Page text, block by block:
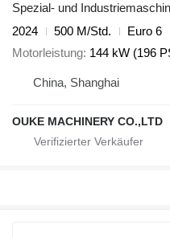
Spezial- und
2024
500 M/Std.
Euro 6
Motorleistung 144 kW (196
China, Shanghai
OUKE MACHINERY CO.,LTD